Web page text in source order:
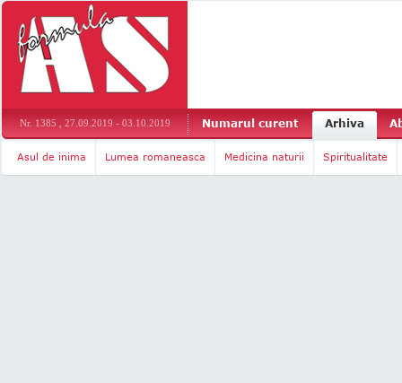
Nr. 1385 , 27.09.2019 - 03.10.2019 Numarul curent Arhiva
Asul de inima Lumea romaneasca Medicina naturii Spiritualitate